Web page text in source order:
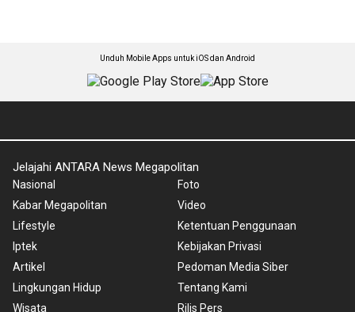
Unduh Mobile Apps untuk iOS dan Android
Jelajahi ANTARA News Megapolitan
Nasional
Kabar Megapolitan
Lifestyle
Iptek
Artikel
Lingkungan Hidup
Wisata
Foto
Video
Ketentuan Penggunaan
Kebijakan Privasi
Pedoman Media Siber
Tentang Kami
Rilis Pers